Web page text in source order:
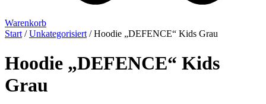
Warenkorb
Start /Unkategorisiert / Hoodie „DEFENCE“ Kids Grau
Hoodie „DEFENCE“ Kids
Grau